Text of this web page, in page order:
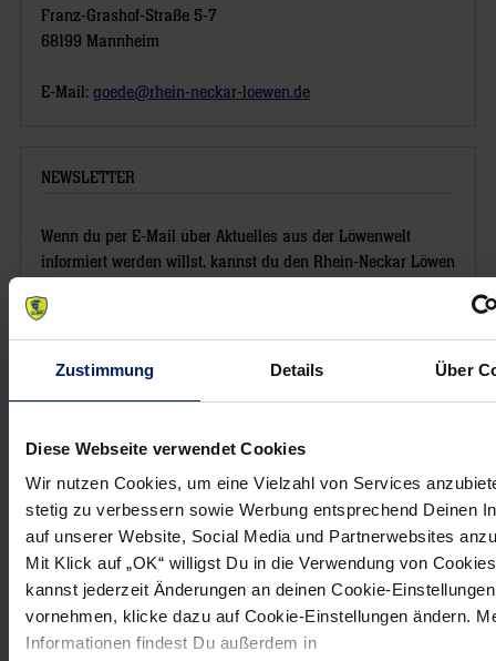
Zustimmung Details Über
Diese Webseite verwendet Cookies
Wir nutzen Cookies, um eine Vielzahl von Services
stetig zu verbessern sowie Werbung entsprechend Deinen
auf unserer Website, Social Media und Partnerwebsites
Mit Klick auf „OK“ willigst Du in die Verwendung von
kannst jederzeit Änderungen an deinen Cookie-Einstellungen
vornehmen, klicke dazu auf Cookie-Einstellungen ändern.
Informationen findest Du außerdem in
Franz-Grashof-Straße 5-7
68199 Mannheim
E-Mail: goede@rhein-neckar-loewen.de
NEWSLETTER
Wenn du per E-Mail über Aktuelles aus der Löwenwelt
informiert werden willst, kannst du den Rhein-Neckar Löwen